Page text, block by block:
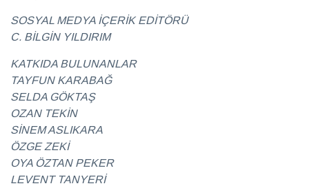
Röportaj
Teatro
Ayntab:
Bir
sahneden
fazlası
28 Temmuz
Kültür &
Sanat
Farklı
kültürleri
SOSYAL MEDYA İÇERİK EDİTÖRÜ
C. BİLGİN YILDIRIM
KATKIDA BULUNANLAR
TAYFUN KARABAĞ
SELDA GÖKTAŞ
OZAN TEKİN
SİNEM ASLIKARA
ÖZGE ZEKİ
OYA ÖZTAN PEKER
LEVENT TANYERİ